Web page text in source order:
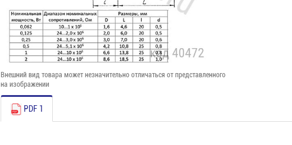
Внешний вид товара может незначительно отличаться от представленного
на изображении
PDF 1